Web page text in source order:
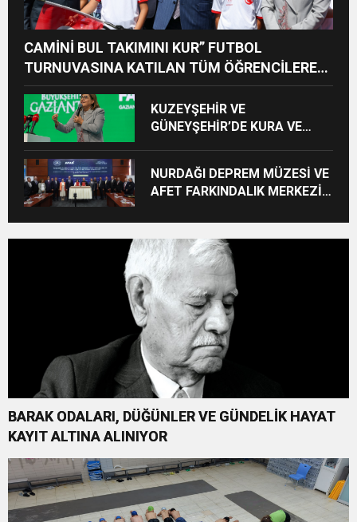
CAMİNİ BUL TAKIMINI KUR” FUTBOL
TURNUVASINA KATILAN TÜM ÖĞRENCİLERE
BİSİKLET HEDİYE EDİLDİ
KUZEYŞEHİR VE
GÜNEYŞEHİR’DE KURA VE
KONUTUN TEMELİ ATILDI
NURDAĞI DEPREM MÜZESİ VE
AFET FARKINDALIK MERKEZİ
İMZALANDI
BARAK ODALARI, DÜĞÜNLER VE GÜNDELİK HAYAT
KAYIT ALTINA ALINIYOR